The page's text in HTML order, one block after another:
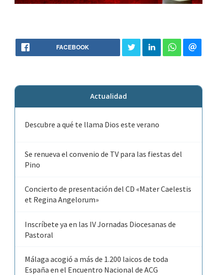
FACEBOOK
Actualidad
Descubre a qué te llama Dios este verano
Se renueva el convenio de TV para las fiestas del
Pino
Concierto de presentación del CD «Mater Caelestis
et Regina Angelorum»
Inscríbete ya en las IV Jornadas Diocesanas de
Pastoral
Málaga acogió a más de 1.200 laicos de toda
España en el Encuentro Nacional de ACG